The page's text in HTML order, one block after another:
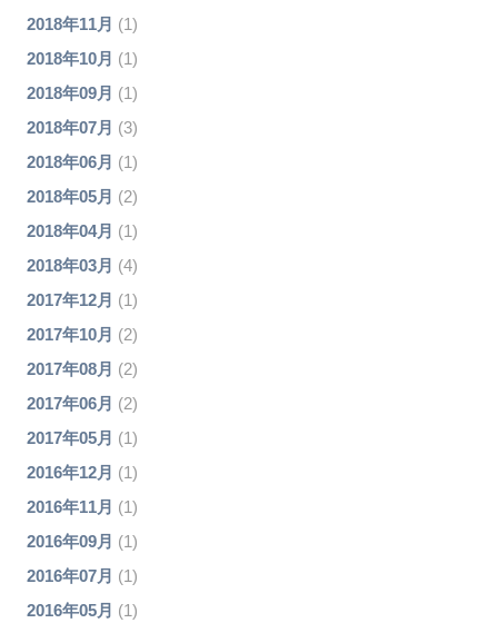
2018年11月 (1)
2018年10月 (1)
2018年09月 (1)
2018年07月 (3)
2018年06月 (1)
2018年05月 (2)
2018年04月 (1)
2018年03月 (4)
2017年12月 (1)
2017年10月 (2)
2017年08月 (2)
2017年06月 (2)
2017年05月 (1)
2016年12月 (1)
2016年11月 (1)
2016年09月 (1)
2016年07月 (1)
2016年05月 (1)